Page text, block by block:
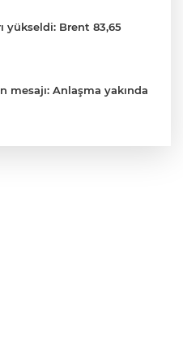
yükseldi: Brent 83,65
mesajı: Anlaşma yakında